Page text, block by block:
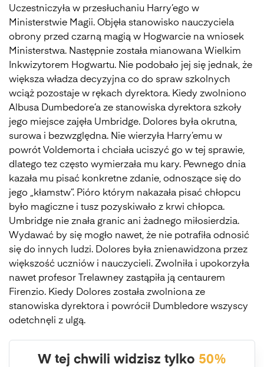
Uczestniczyła w przesłuchaniu Harry’ego w
Ministerstwie Magii. Objęła stanowisko nauczyciela
obrony przed czarną magią w Hogwarcie na wniosek
Ministerstwa. Następnie została mianowana Wielkim
Inkwizytorem Hogwartu. Nie podobało jej się jednak, że
większa władza decyzyjna co do spraw szkolnych
wciąż pozostaje w rękach dyrektora. Kiedy zwolniono
Albusa Dumbedore’a ze stanowiska dyrektora szkoły
jego miejsce zajęła Umbridge. Dolores była okrutna,
surowa i bezwzględna. Nie wierzyła Harry’emu w
powrót Voldemorta i chciała uciszyć go w tej sprawie,
dlatego tez często wymierzała mu kary. Pewnego dnia
kazała mu pisać konkretne zdanie, odnoszące się do
jego „kłamstw”. Pióro którym nakazała pisać chłopcu
było magiczne i tusz pozyskiwało z krwi chłopca.
Umbridge nie znała granic ani żadnego miłosierdzia.
Wydawać by się mogło nawet, że nie potrafiła odnosić
się do innych ludzi. Dolores była znienawidzona przez
większość uczniów i nauczycieli. Zwolniła i upokorzyła
nawet profesor Trelawney zastąpiła ją centaurem
Firenzio. Kiedy Dolores została zwolniona ze
stanowiska dyrektora i powrócił Dumbledore wszyscy
odetchnęli z ulgą.
W tej chwili widzisz tylko 50%